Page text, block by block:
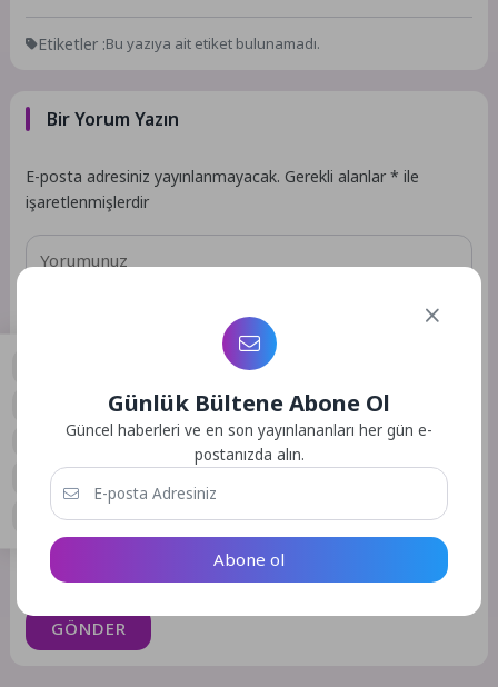
Etiketler :Bu yazıya ait etiket bulunamadı.
Bir Yorum Yazın
E-posta adresiniz yayınlanmayacak. Gerekli alanlar* ile
işaretlenmişlerdir
Daha sonraki yorumlarımda kullanılması için adım, e-posta
adresim ve site adresim bu tarayıcıya kaydedilsin.
GÖNDER
Günlük Bültene Abone Ol
Güncel haberleri ve en son yayınlananları her gün e-
postanızda alın.
Abone ol